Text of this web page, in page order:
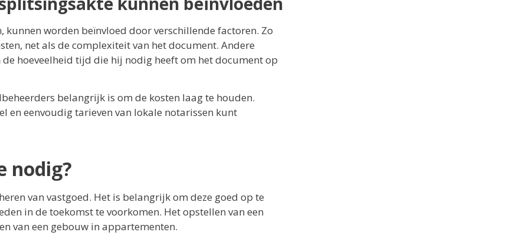
worden beïnvloed door verschillende factoren. Zo
net als de complexiteit van het document. Andere
hoeveelheid tijd die hij nodig heeft om het document op
belangrijk is om de kosten laag te houden.
en eenvoudig tarieven van lokale notarissen kunt
nodig?
van vastgoed. Het is belangrijk om deze goed op te
in de toekomst te voorkomen. Het opstellen van een
van een gebouw in appartementen.